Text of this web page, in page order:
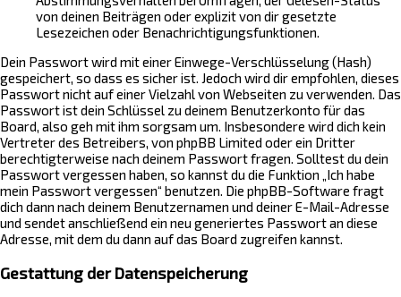
von deinen Beiträgen oder explizit von dir gesetzte
Lesezeichen oder Benachrichtigungsfunktionen.
Dein Passwort wird mit einer Einwege-Verschlüsselung (Hash)
gespeichert, so dass es sicher ist. Jedoch wird dir empfohlen, dieses
Passwort nicht auf einer Vielzahl von Webseiten zu verwenden. Das
Passwort ist dein Schlüssel zu deinem Benutzerkonto für das
Board, also geh mit ihm sorgsam um. Insbesondere wird dich kein
Vertreter des Betreibers, von phpBB Limited oder ein Dritter
berechtigterweise nach deinem Passwort fragen. Solltest du dein
Passwort vergessen haben, so kannst du die Funktion „Ich habe
mein Passwort vergessen“ benutzen. Die phpBB-Software fragt
dich dann nach deinem Benutzernamen und deiner E-Mail-Adresse
und sendet anschließend ein neu generiertes Passwort an diese
Adresse, mit dem du dann auf das Board zugreifen kannst.
Gestattung der Datenspeicherung